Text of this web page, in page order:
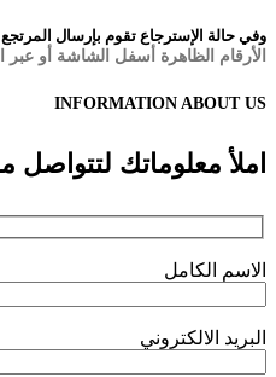
وفي حالة الإسترجاع تقوم بإرسال
الأرقام الظاهرة أسفل الشاشة أو عبر
INFORMATION ABOUT US
املأ معلوماتك لتتواصل
الاسم الكامل
البريد الالكتروني